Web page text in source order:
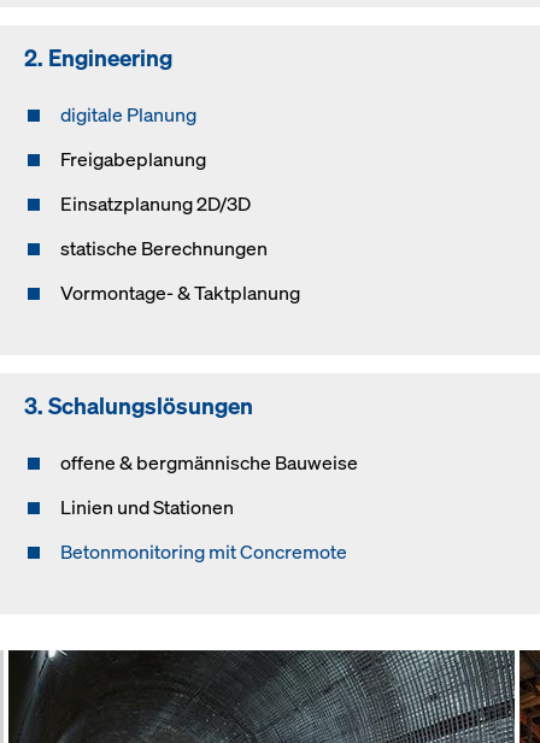
2. Engineering
digitale Planung
Freigabeplanung
Einsatzplanung 2D/3D
statische Berechnungen
Vormontage- & Taktplanung
3. Schalungslösungen
offene & bergmännische Bauweise
Linien und Stationen
Betonmonitoring mit Concremote